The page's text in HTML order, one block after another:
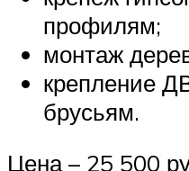
профилям;
монтаж
крепление
брусьям.
Цена – 25 500